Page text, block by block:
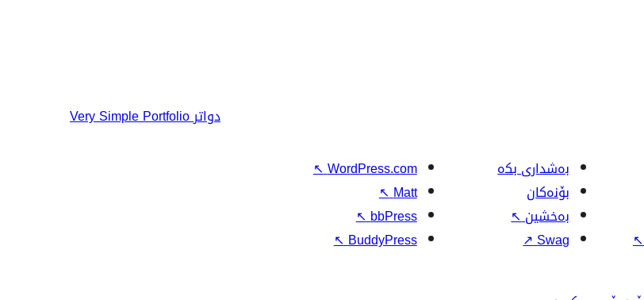
دواترVery Simple Portfolio
↖
بەشداری بکە
بۆنەکان
بەخشین↖
Swag
↗
WordPress.com
↖
Matt
↖
bbPress
↖
BuddyPress
↖